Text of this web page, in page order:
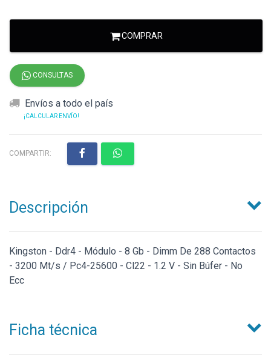
COMPRAR
CONSULTAS
Envíos a todo el país
¡CALCULAR ENVÍO!
COMPARTIR:
Descripción
Kingston - Ddr4 - Módulo - 8 Gb - Dimm De 288 Contactos
- 3200 Mt/s / Pc4-25600 - Cl22 - 1.2 V - Sin Búfer - No
Ecc
Ficha técnica